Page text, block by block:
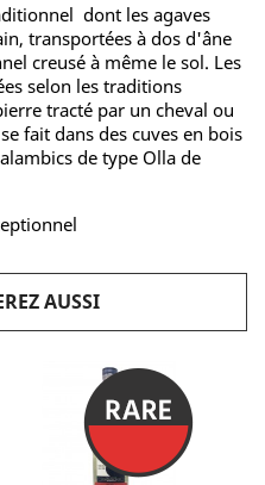
dont les agaves
transportées à dos d'âne
creusé à même le sol. Les
selon les traditions
tracté par un cheval ou
fait dans des cuves en bois
de type Olla de
AUSSI